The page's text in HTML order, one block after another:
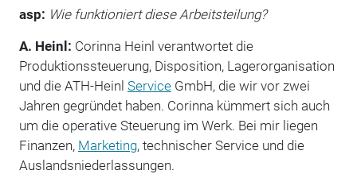
asp: Wie funktioniert diese Arbeitsteilung?
A. Heinl: Corinna Heinl verantwortet die
Produktionssteuerung, Disposition, Lagerorganisation
und die ATH-Heinl ServiceGmbH, die wir vor zwei
Jahren gegründet haben. Corinna kümmert sich auch
um die operative Steuerung im Werk. Bei mir liegen
Finanzen, Marketing, technischer Service und die
Auslandsniederlassungen.